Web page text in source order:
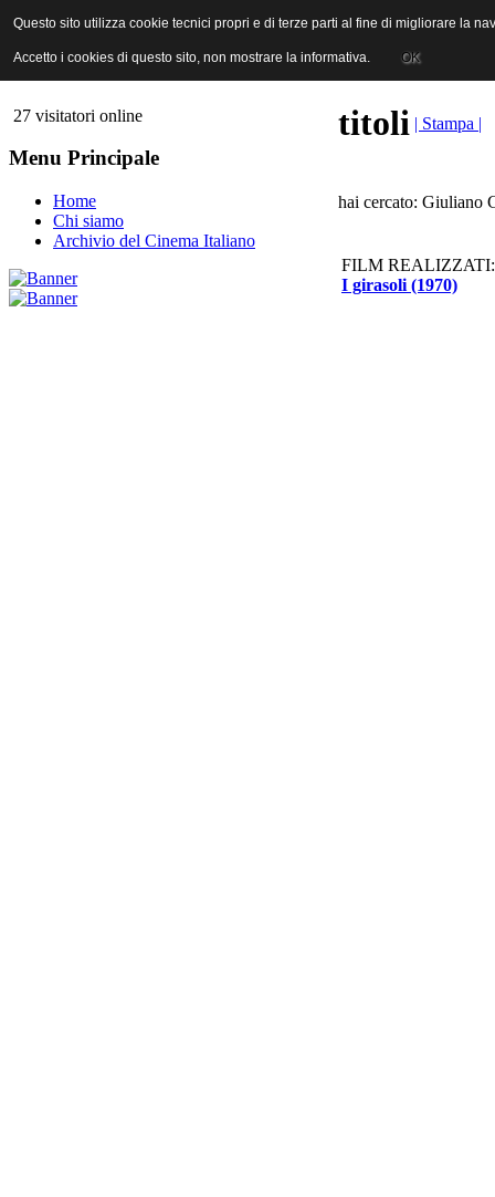
ANICA | Associazione Nazionale Industrie Cinematografiche
27 visitatori online
Menu Principale
Home
Chi siamo
Archivio del Cinema Italiano
titoli | Stampa |
hai cercato: Giuliano
FILM REALIZZATI:
I girasoli (1970)
Questo sito utilizza cookie tecnici propri e di terze parti al fine di migliorare la
Accetto i cookies di questo sito, non mostrare la informativa. OK
Questo sito utilizza cookie tecnici propri e di terze parti al fine di migliorare la
Accetto i cookies di questo sito, non mostrare la informativa. OK